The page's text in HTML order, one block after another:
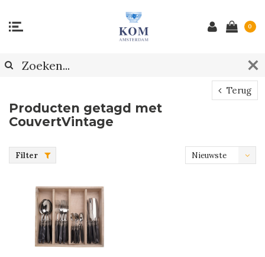
0
Terug
Producten getagd met
CouvertVintage
Filter
Nieuwste